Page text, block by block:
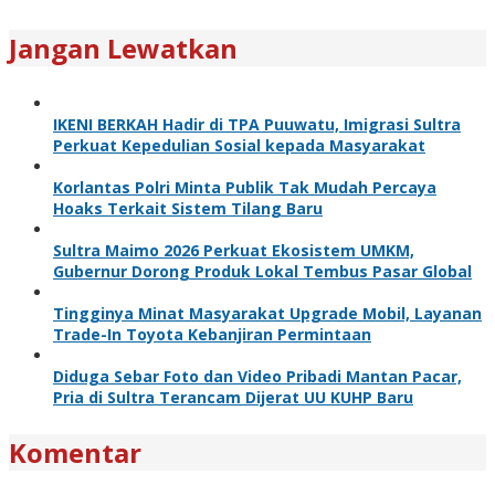
Jangan Lewatkan
IKENI BERKAH Hadir di TPA Puuwatu, Imigrasi Sultra
Perkuat Kepedulian Sosial kepada Masyarakat
Korlantas Polri Minta Publik Tak Mudah Percaya
Hoaks Terkait Sistem Tilang Baru
Sultra Maimo 2026 Perkuat Ekosistem UMKM,
Gubernur Dorong Produk Lokal Tembus Pasar Global
Tingginya Minat Masyarakat Upgrade Mobil, Layanan
Trade-In Toyota Kebanjiran Permintaan
Diduga Sebar Foto dan Video Pribadi Mantan Pacar,
Pria di Sultra Terancam Dijerat UU KUHP Baru
Komentar